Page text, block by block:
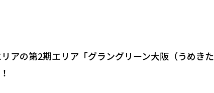
アの第2期エリア「グラングリーン大阪（うめきた